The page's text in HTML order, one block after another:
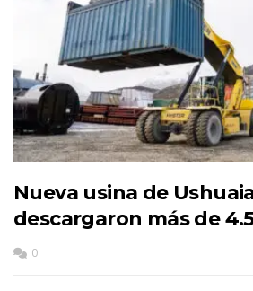
Nueva usina de
descargaron más de
0